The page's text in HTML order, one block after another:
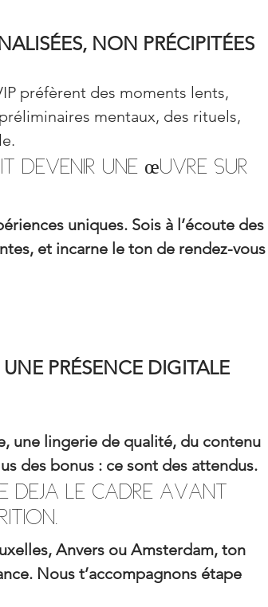
NON PRÉCIPITÉES
préfèrent des moments lents,
mentaux, des rituels,
devenir une œuvre sur
uniques. Sois à l’écoute des
et incarne le ton de rendez-vous
PRÉSENCE DIGITALE
une lingerie de qualité, du contenu
des bonus : ce sont des attendus.
déjà le cadre avant
Anvers ou Amsterdam, ton
Nous t’accompagnons étape